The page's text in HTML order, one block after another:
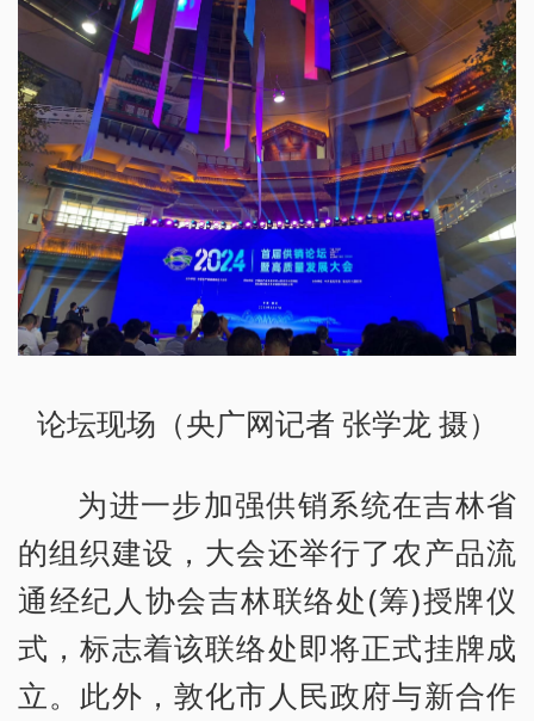
论坛现场（央广网记者 张学龙 摄）
为进一步加强供销系统在吉林省
的组织建设，大会还举行了农产品流
通经纪人协会吉林联络处(筹)授牌仪
式，标志着该联络处即将正式挂牌成
立。此外，敦化市人民政府与新合作